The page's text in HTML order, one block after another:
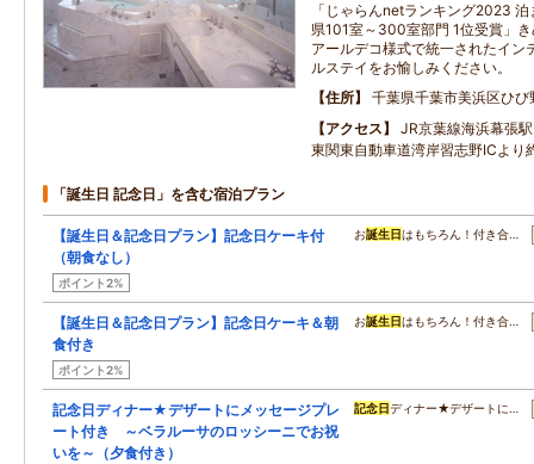
「じゃらんnetランキング2023
県101室～300室部門 1位受賞」
アールデコ様式で統一されたイン
ルステイをお愉しみください。
住所
千葉県千葉市美浜区ひ
アクセス
JR京葉線海浜幕張
東関東自動車道湾岸習志野ICより
「誕生日 記念日」を含む宿泊プラン
【誕生日＆記念日プラン】記念日ケーキ付
（朝食なし）
ポイント2%
お誕生日はもちろん！付き合…
【誕生日＆記念日プラン】記念日ケーキ＆朝
食付き
ポイント2%
お誕生日はもちろん！付き合…
記念日ディナー★デザートにメッセージプレ
ート付き ～ベラルーサのロッシーニでお祝
いを～（夕食付き）
記念日ディナー★デザートに…